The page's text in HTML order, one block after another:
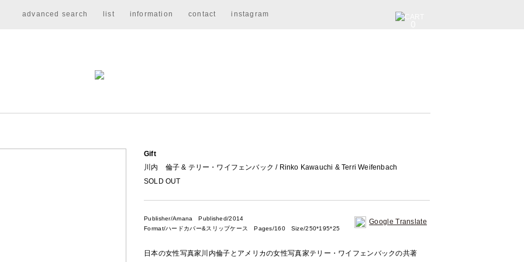
advanced search list information contact instagram
Gift
川内 倫子 & テリー・ワイフェンバック / Rinko Kawauchi & Terri Weifenbach
SOLD OUT
Publisher/Amana
Published/2014
Format/ハードカバー&スリップケース Pages/160 Size/250*195*25
Google Translate
日本の女性写真家川内倫子とアメリカの女性写真家テリー・ワイフェンバックの共著